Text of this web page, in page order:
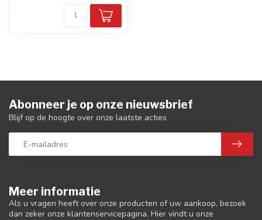
Meer informatie
Als u vragen heeft over onze producten of uw aankoop, bezoek
dan zeker onze klantenservicepagina. Hier vindt u onze
Abonneer je op onze nieuwsbrief
Blijf op de hoogte over onze laatste acties